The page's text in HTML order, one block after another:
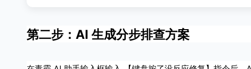
第二步：AI 生成分步排查方案